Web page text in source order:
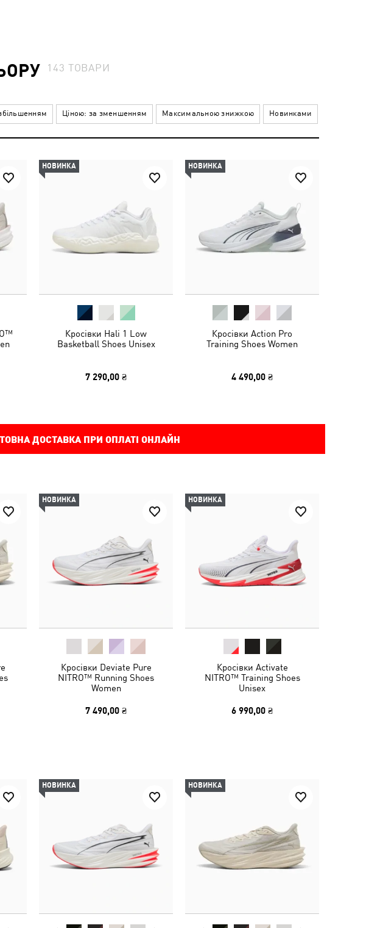
143 ТОВАРИ
Ціною: за зменшенням Максимальною знижкою Новинками
НОВИНКА
Кросівки Hali 1 Low
Basketball Shoes Unisex
7 290,00 ₴
НОВИНКА
Кросівки Action Pro
Training Shoes Women
4 490,00 ₴
ДОСТАВКА ПРИ ОПЛАТІ ОНЛАЙН
НОВИНКА
Кросівки Deviate Pure
NITRO™ Running Shoes
Women
7 490,00 ₴
НОВИНКА
Кросівки Activate
NITRO™ Training Shoes
Unisex
6 990,00 ₴
НОВИНКА НОВИНКА